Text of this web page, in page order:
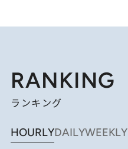
RANKING
ランキング
HOURLYDAILYWEEKLY